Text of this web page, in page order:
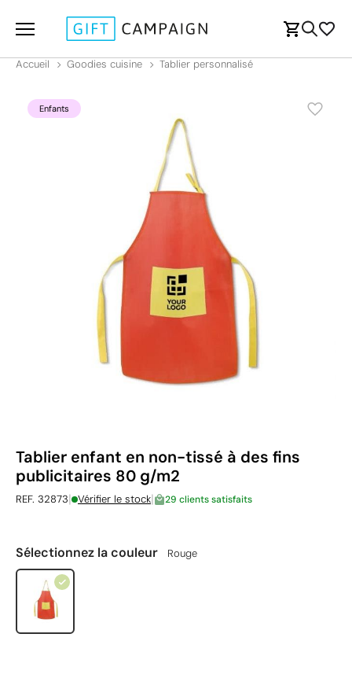
Accueil Goodies cuisine Tablier personnalisé
Enfants
Tablier enfant en non-tissé à des fins
publicitaires 80 g/m2
REF. 32873| Vérifier le stock| 29 clients satisfaits
Sélectionnez la couleur Rouge